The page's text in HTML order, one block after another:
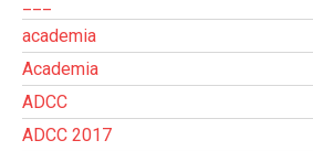
academia
Academia
ADCC
ADCC 2017